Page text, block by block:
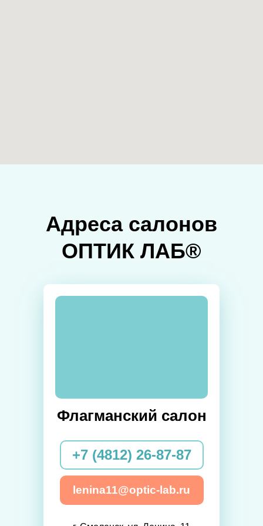
Адреса салонов
ОПТИК ЛАБ®
Флагманский салон
+7 (4812) 26-87-87
lenina11@optic-lab.ru